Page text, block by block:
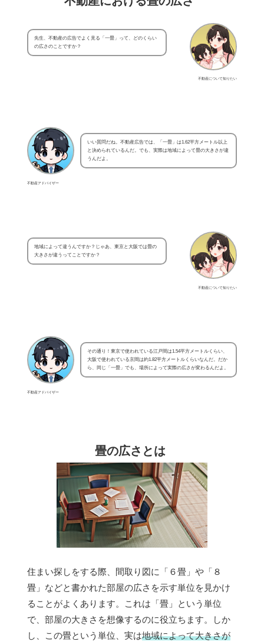
不動産について知りたい
先生、不動産の広告でよく見る「一畳」って、どのくらい
の広さのことですか？
不動産アドバイザー
いい質問だね。不動産広告では、「一畳」は1.62平方メートル以上
と決められているんだ。でも、実際は地域によって畳の大きさが違
うんだよ。
不動産について知りたい
地域によって違うんですか？じゃあ、東京と大阪では畳の
大きさが違うってことですか？
不動産アドバイザー
その通り！東京で使われている江戸間は1.54平方メートルくらい、
大阪で使われている京間は約1.82平方メートルくらいなんだ。だか
ら、同じ「一畳」でも、場所によって実際の広さが変わるんだよ。
畳の広さとは
住まい探しをする際、間取り図に「６畳」や「８
畳」などと書かれた部屋の広さを示す単位を見かけ
ることがよくあります。これは「畳」という単位
で、部屋の大きさを想像するのに役立ちます。しか
し、この畳という単位、実は地域によって大きさが